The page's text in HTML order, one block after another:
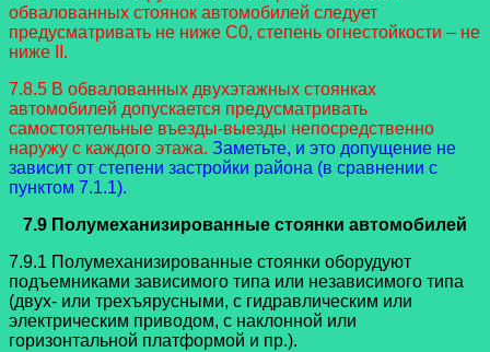
обвалованных стоянок автомобилей следует
предусматривать не ниже С0, степень огнестойкости – не
ниже II.
7.8.5 В обвалованных двухэтажных стоянках
автомобилей допускается предусматривать
самостоятельные въезды-выезды непосредственно
наружу с каждого этажа. Заметьте, и это допущение не
зависит от степени застройки района (в сравнении с
пунктом 7.1.1).
7.9 Полумеханизированные стоянки автомобилей
7.9.1 Полумеханизированные стоянки оборудуют
подъемниками зависимого типа или независимого типа
(двух- или трехъярусными, с гидравлическим или
электрическим приводом, с наклонной или
горизонтальной платформой и пр.).